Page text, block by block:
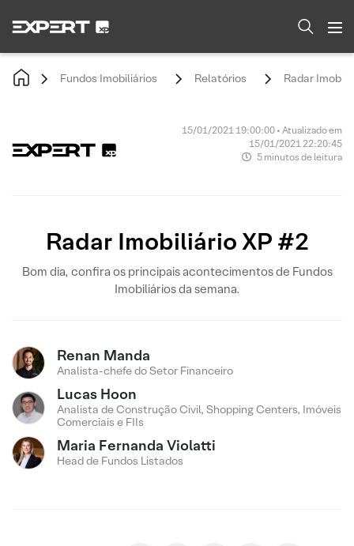
Fundos Imobiliários Relatórios Radar
15/01/2021 19:00:00 • Atualizado em
15/01/2021 22:20:45
5 minutos de leitura
Radar Imobiliário XP #2
Bom dia, confira os principais acontecimentos de Fundos
Imobiliários da semana.
Renan Manda
Analista-chefe do Setor Financeiro
Lucas Hoon
Analista de Construção Civil, Shopping Centers, Imóveis
Comerciais e FIIs
Maria Fernanda Violatti
Head de Fundos Listados